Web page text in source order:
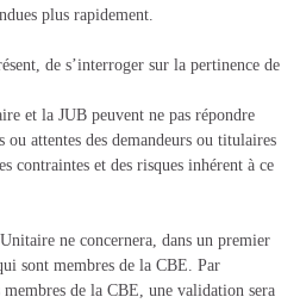
plus rapidement.
de s’interroger sur la pertinence de
et la JUB peuvent ne pas répondre
ou attentes des demandeurs ou titulaires
contraintes et des risques inhérent à ce
ne concernera, dans un premier
sont membres de la CBE. Par
membres de la CBE, une validation sera